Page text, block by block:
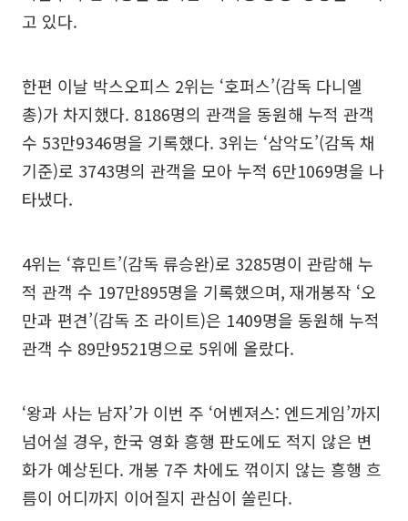
고 있다.
한편 이날 박스오피스 2위는 ‘호퍼스’(감독 다니엘
총)가 차지했다. 8186명의 관객을 동원해 누적 관객
수 53만9346명을 기록했다. 3위는 ‘삼악도’(감독 채
기준)로 3743명의 관객을 모아 누적 6만1069명을 나
타냈다.
4위는 ‘휴민트’(감독 류승완)로 3285명이 관람해 누
적 관객 수 197만895명을 기록했으며, 재개봉작 ‘오
만과 편견’(감독 조 라이트)은 1409명을 동원해 누적
관객 수 89만9521명으로 5위에 올랐다.
‘왕과 사는 남자’가 이번 주 ‘어벤져스: 엔드게임’까지
넘어설 경우, 한국 영화 흥행 판도에도 적지 않은 변
화가 예상된다. 개봉 7주 차에도 꺾이지 않는 흥행 흐
름이 어디까지 이어질지 관심이 쏠린다.